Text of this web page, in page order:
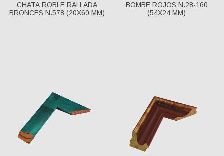
CHATA ROBLE RALLADA
BRONCES N.578 (20X60 MM)
BOMBE ROJOS N.28-160
(54X24 MM)